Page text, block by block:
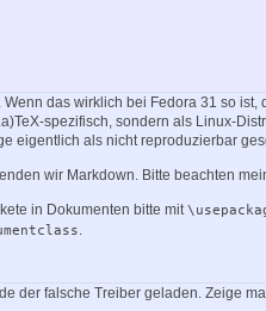
Wenn das wirklich bei Fedora 31 so
spezifisch, sondern als Linux-
eigentlich als nicht reproduzierbar
wir Markdown. Bitte beachten
in Dokumenten bitte mit
.
der falsche Treiber geladen. Zeige